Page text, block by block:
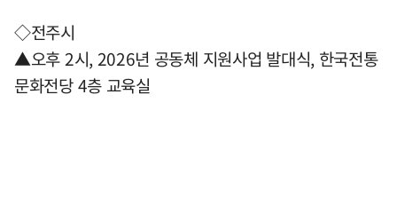
◇전주시
▲오후 2시, 2026년 공동체 지원사업 발대식, 한국전통
문화전당 4층 교육실